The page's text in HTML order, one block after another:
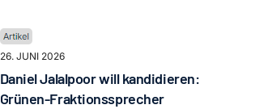
26. JUNI 2026
Daniel Jalalpoor will kandidieren:
Grünen-Fraktionssprecher